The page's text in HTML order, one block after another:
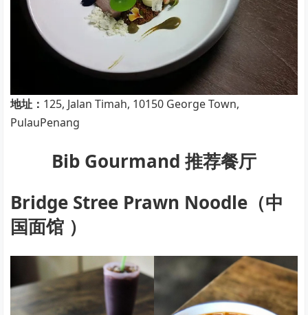
地址： 125, Jalan Timah, 10150 George Town,
PulauPenang
Bib Gourmand 推荐餐厅
Bridge Stree Prawn Noodle（中
国面馆 ）